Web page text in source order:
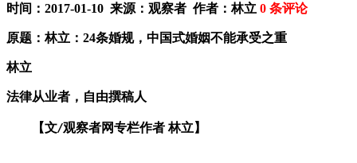
时间：2017-01-10 来源：观察者 作者：林立 0 条评论
原题：林立：24条婚规，中国式婚姻不能承受之重
林立
法律从业者，自由撰稿人
【文/观察者网专栏作者 林立】